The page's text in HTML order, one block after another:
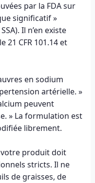
par la FDA sur
significatif »
Il n’en existe
21 CFR 101.14 et
en sodium
artérielle. »
peuvent
» La formulation est
librement.
votre produit doit
stricts. Il ne
de graisses, de